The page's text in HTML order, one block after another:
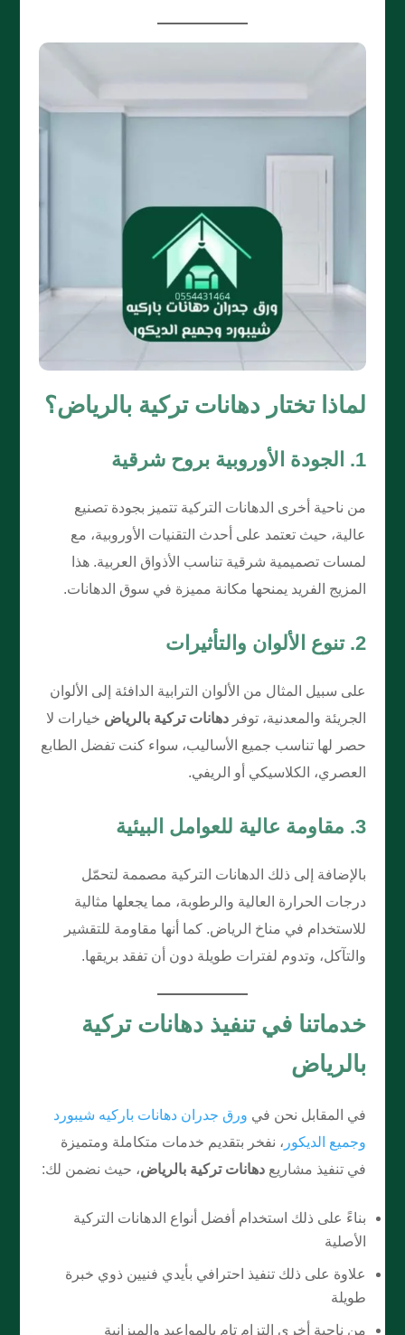
لماذا تختار دهانات تركية بالرياض؟
1. الجودة الأوروبية بروح شرقية
من ناحية أخرى الدهانات التركية تتميز بجودة تصنيع
عالية، حيث تعتمد على أحدث التقنيات الأوروبية، مع
لمسات تصميمية شرقية تناسب الأذواق العربية. هذا
المزيج الفريد يمنحها مكانة مميزة في سوق الدهانات.
2. تنوع الألوان والتأثيرات
على سبيل المثال من الألوان الترابية الدافئة إلى الألوان
الجريئة والمعدنية، توفر دهانات تركية بالرياض خيارات لا
حصر لها تناسب جميع الأساليب، سواء كنت تفضل الطابع
العصري، الكلاسيكي أو الريفي.
3. مقاومة عالية للعوامل البيئية
بالإضافة إلى ذلك الدهانات التركية مصممة لتحمّل
درجات الحرارة العالية والرطوبة، مما يجعلها مثالية
للاستخدام في مناخ الرياض. كما أنها مقاومة للتقشير
والتآكل، وتدوم لفترات طويلة دون أن تفقد بريقها.
خدماتنا في تنفيذ دهانات تركية
بالرياض
في المقابل نحن في ورق جدران دهانات باركيه شيبورد
وجميع الديكور ، نفخر بتقديم خدمات متكاملة ومتميزة
في تنفيذ مشاريع دهانات تركية بالرياض، حيث نضمن لك:
بناءً على ذلك استخدام أفضل أنواع الدهانات التركية
الأصلية
علاوة على ذلك تنفيذ احترافي بأيدي فنيين ذوي خبرة
طويلة
من ناحية أخرى التزام تام بالمواعيد والميزانية